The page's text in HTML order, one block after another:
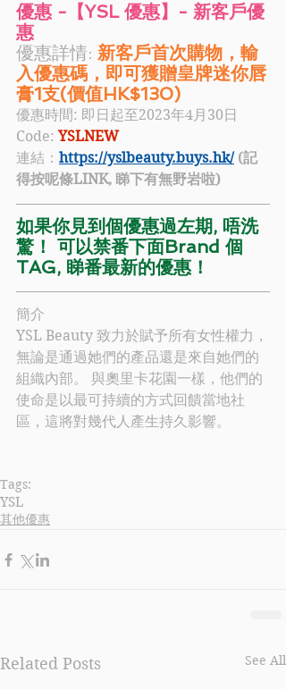
優惠 -【YSL 優惠】- 新客戶優
惠
優惠詳情: 新客戶首次購物，輸
入優惠碼，即可獲贈皇牌迷你唇
膏1支(價值HK$130)
優惠時間: 即日起至2023年4月30日
Code: YSLNEW
連結： https://yslbeauty.buys.hk/ (記
得按呢條LINK, 睇下有無野岩啦)
如果你見到個優惠過左期, 唔洗
驚！ 可以禁番下面Brand 個
TAG, 睇番最新的優惠！
簡介
YSL Beauty 致力於賦予所有女性權力，
無論是通過她們的產品還是來自她們的
組織內部。 與奧里卡花園一樣，他們的
使命是以最可持續的方式回饋當地社
區，這將對幾代人產生持久影響。
Tags:
YSL
其他優惠
Related Posts See All